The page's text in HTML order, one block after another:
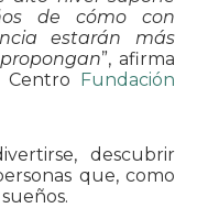
de cómo con
estarán más
”, afirma
Centro Fundación
descubrir
que, como